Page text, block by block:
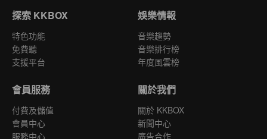
探索 KKBOX
特色功能
免費聽
支援平台
娛樂情報
音樂趨勢
音樂排行榜
年度風雲榜
會員服務
付費及儲值
會員中心
服務中心
關於我們
關於 KKBOX
新聞中心
廣告合作